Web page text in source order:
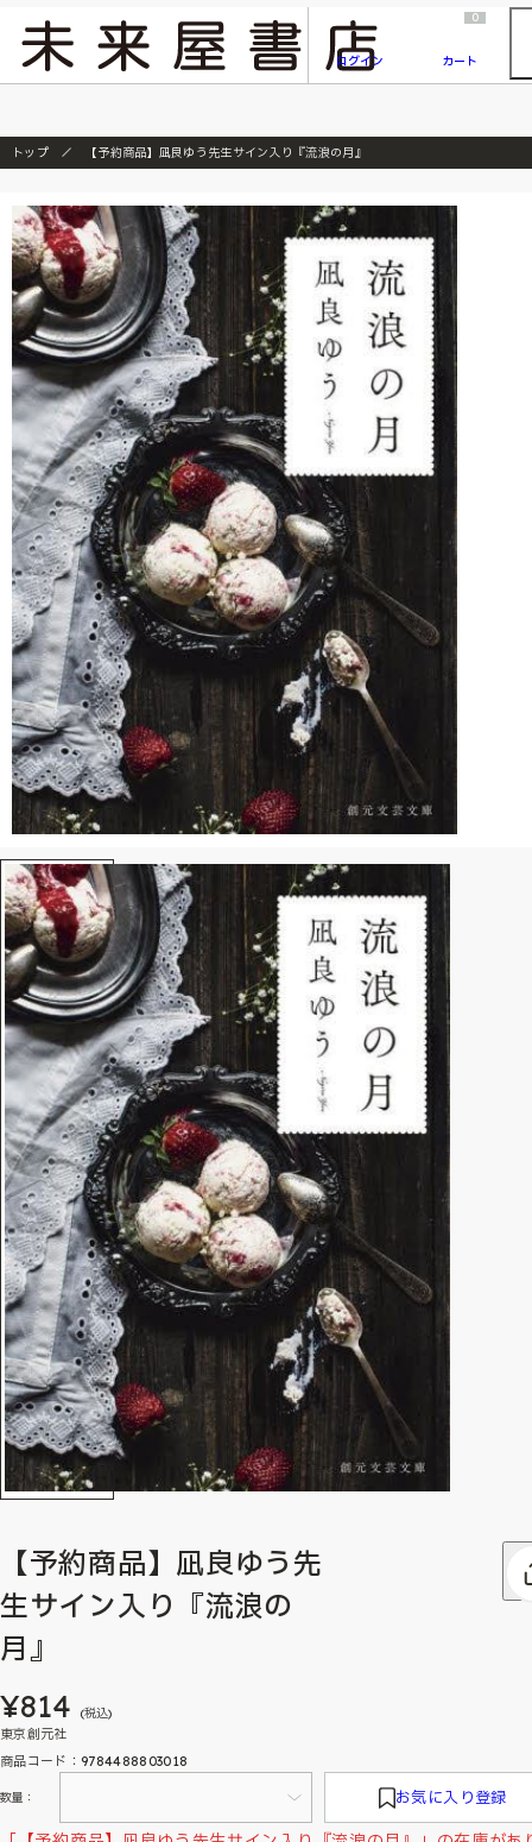
『ONE PIECE magazine 021 ONE PIECEカード付き同梱版』発売延期のご案内
ログイン
0
カート
トップ 【予約商品】凪良ゆう先生サイン入り『流浪の月』
【予約商品】凪良ゆう先
生サイン入り『流浪の
月』
¥814 (税込)
東京創元社
商品コード：9784488803018
数量： お気に入り登録